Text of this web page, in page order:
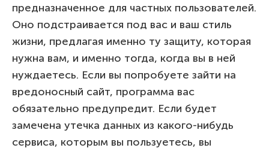
предназначенное для частных пользователей.
Оно подстраивается под вас и ваш стиль
жизни, предлагая именно ту защиту, которая
нужна вам, и именно тогда, когда вы в ней
нуждаетесь. Если вы попробуете зайти на
вредоносный сайт, программа вас
обязательно предупредит. Если будет
замечена утечка данных из какого-нибудь
сервиса, которым вы пользуетесь, вы